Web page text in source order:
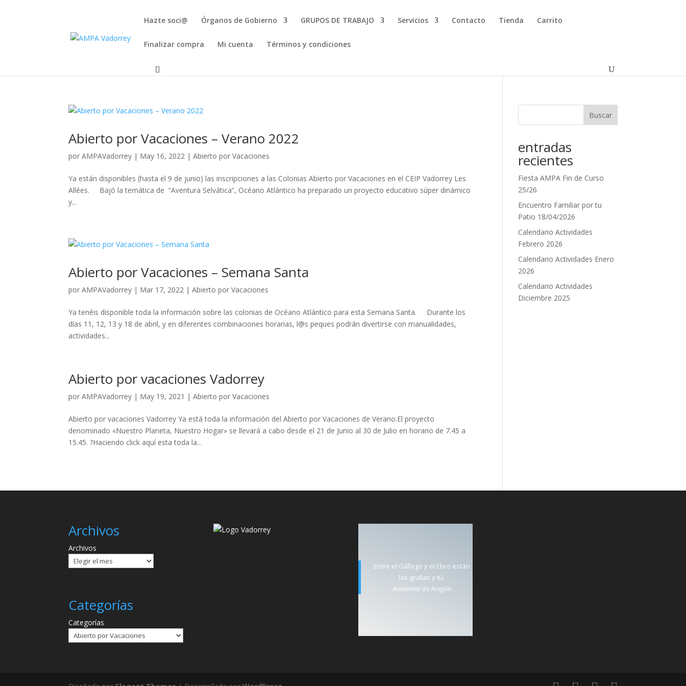
Hazte soci@ Órganos de Gobierno GRUPOS DE TRABAJO Servicios Contacto Tienda Carrito
Finalizar compra Mi cuenta Términos y condiciones
Abierto por Vacaciones – Verano 2022
porAMPAVadorrey | May 16, 2022 |Abierto por Vacaciones
Ya están disponibles (hasta el 9 de junio) las inscripciones a las Colonias Abierto por Vacaciones en el CEIP Vadorrey Les
Allées. Bajó la temática de “Aventura Selvática”, Océano Atlántico ha preparado un proyecto educativo súper dinámico
y...
Abierto por Vacaciones – Semana Santa
porAMPAVadorrey | Mar 17, 2022 |Abierto por Vacaciones
Ya tenéis disponible toda la información sobre las colonias de Océano Atlántico para esta Semana Santa. Durante los
días 11, 12, 13 y 18 de abril, y en diferentes combinaciones horarias, l@s peques podrán divertirse con manualidades,
actividades...
Abierto por vacaciones Vadorrey
porAMPAVadorrey | May 19, 2021 |Abierto por Vacaciones
Abierto por vacaciones Vadorrey Ya está toda la información del Abierto por Vacaciones de Verano.El proyecto
denominado «Nuestro Planeta, Nuestro Hogar» se llevará a cabo desde el 21 de Junio al 30 de Julio en horario de 7.45 a
15.45. ?Haciendo click aquí esta toda la...
Buscar
entradas
recientes
Fiesta AMPA Fin de Curso
25/26
Encuentro Familiar por tu
Patio 18/04/2026
Calendario Actividades
Febrero 2026
Calendario Actividades Enero
2026
Calendario Actividades
Diciembre 2025
Archivos
Archivos
Categorías
Categorías
Entre el Gállego y el Ebro están
las grullas y tú.
Anónimas de Aragón